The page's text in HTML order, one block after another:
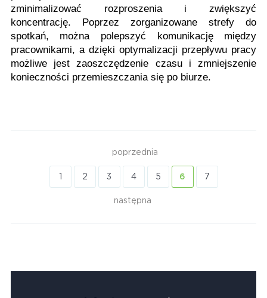
zminimalizować rozproszenia i zwiększyć
koncentrację. Poprzez zorganizowane strefy do
spotkań, można polepszyć komunikację między
pracownikami, a dzięki optymalizacji przepływu pracy
możliwe jest zaoszczędzenie czasu i zmniejszenie
konieczności przemieszczania się po biurze.
poprzednia
2 3 4 5 6 7
następna